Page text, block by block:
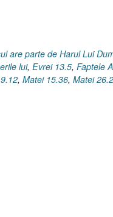
are parte de Harul Lui
lui, Evrei 13.5, Faptele
, Matei 15.36, Matei